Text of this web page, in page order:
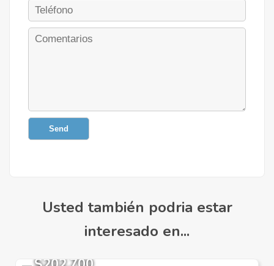
Send
Usted también podria estar
interesado en...